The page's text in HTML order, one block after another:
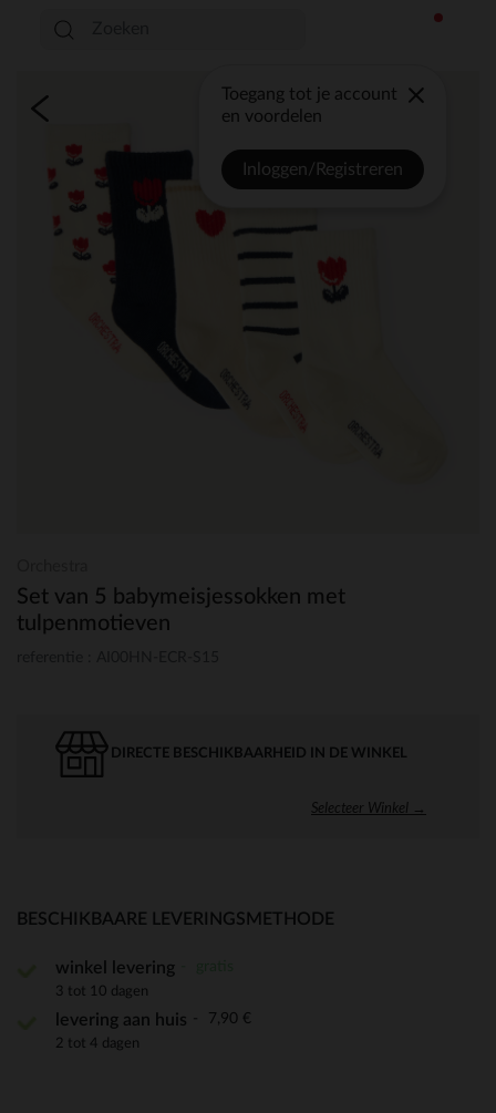
Toegang tot je account
en voordelen
Inloggen/Registreren
Set van 5 babymeisjessokken met
tulpenmotieven
DIRECTE BESCHIKBAARHEID IN DE WINKEL
Selecteer Winkel →
BESCHIKBAARE LEVERINGSMETHODE
winkel levering
3 tot 10 dagen
levering aan huis 7,90 €
2 tot 4 dagen